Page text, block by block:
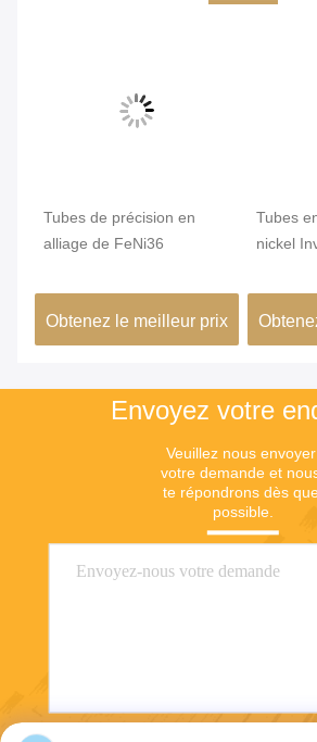
Tubes de précision en
alliage de FeNi36
Obtenez le meilleur prix
Tubes
nickel
brillante
stabilité
dans
Envoyez votre
Veuillez nous envoyer
votre demande et
te répondrons dès
possible.